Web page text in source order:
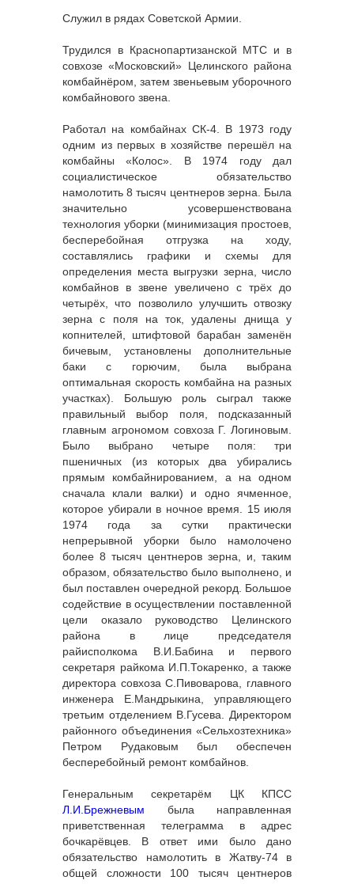
Служил в рядах Советской Армии.
Трудился в Краснопартизанской МТС и в
совхозе «Московский» Целинского района
комбайнёром, затем звеньевым уборочного
комбайнового звена.
Работал на комбайнах СК-4. В 1973 году
одним из первых в хозяйстве перешёл на
комбайны «Колос». В 1974 году дал
социалистическое обязательство
намолотить 8 тысяч центнеров зерна. Была
значительно усовершенствована
технология уборки (минимизация простоев,
бесперебойная отгрузка на ходу,
составлялись графики и схемы для
определения места выгрузки зерна, число
комбайнов в звене увеличено с трёх до
четырёх, что позволило улучшить отвозку
зерна с поля на ток, удалены днища у
копнителей, штифтовой барабан заменён
бичевым, установлены дополнительные
баки с горючим, была выбрана
оптимальная скорость комбайна на разных
участках). Большую роль сыграл также
правильный выбор поля, подсказанный
главным агрономом совхоза Г. Логиновым.
Было выбрано четыре поля: три
пшеничных (из которых два убирались
прямым комбайнированием, а на одном
сначала клали валки) и одно ячменное,
которое убирали в ночное время. 15 июля
1974 года за сутки практически
непрерывной уборки было намолочено
более 8 тысяч центнеров зерна, и, таким
образом, обязательство было выполнено, и
был поставлен очередной рекорд. Большое
содействие в осуществлении поставленной
цели оказало руководство Целинского
района в лице председателя
райисполкома В.И.Бабина и первого
секретаря райкома И.П.Токаренко, а также
директора совхоза С.Пивоварова, главного
инженера Е.Мандрыкина, управляющего
третьим отделением В.Гусева. Директором
районного объединения «Сельхозтехника»
Петром Рудаковым был обеспечен
бесперебойный ремонт комбайнов.
Генеральным секретарём ЦК КПСС
Л.И.Брежневым была направленная
приветственная телеграмма в адрес
бочкарёвцев. В ответ ими было дано
обязательство намолотить в Жатву-74 в
общей сложности 100 тысяч центнеров